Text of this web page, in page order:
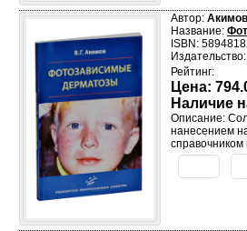
Автор:
Название:
ISBN:
Издательство:
Рейтинг:
Цена:
Наличие
Описание:
нанесением
справочником